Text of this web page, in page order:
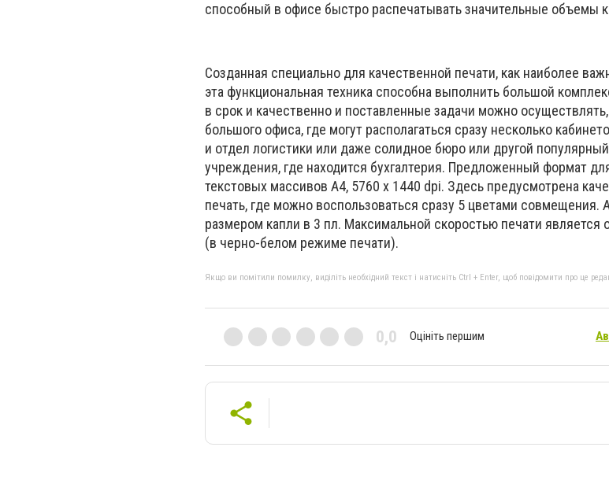
способный в офисе быстро распечатывать значительные объемы
Созданная специально для качественной печати, как наиболее
эта функциональная техника способна выполнить большой
в срок и качественно и поставленные задачи можно
большого офиса, где могут располагаться сразу несколько
и отдел логистики или даже солидное бюро или другой
учреждения, где находится бухгалтерия. Предложенный формат
текстовых массивов A4, 5760 х 1440 dpi. Здесь предусмотрена
печать, где можно воспользоваться сразу 5 цветами совмещения.
размером капли в 3 пл. Максимальной скоростью печати является
(в черно-белом режиме печати).
Якщо ви помітили помилку, виділіть необхідний текст і натисніть Ctrl + Enter, щоб повідомити про це
0,0 Оцініть першим